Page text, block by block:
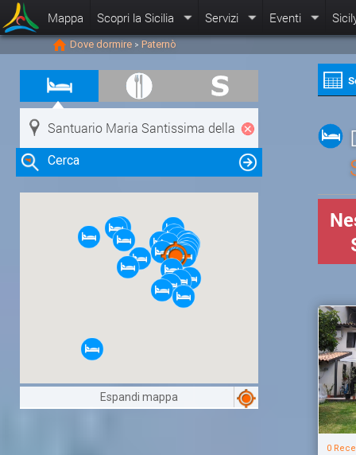
Mappa Scopri la Sicilia Servizi Eventi
Dove dormire > Paternò
Cerca
Clicca su una risorsa nella mappa
per visualizzare le informazioni
Espandi mappa
0